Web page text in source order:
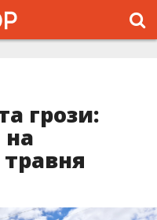
грози:
на